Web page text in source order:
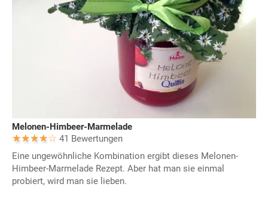
Melonen-Himbeer-Marmelade
41 Bewertungen
Eine ungewöhnliche Kombination ergibt dieses Melonen-
Himbeer-Marmelade Rezept. Aber hat man sie einmal
probiert, wird man sie lieben.